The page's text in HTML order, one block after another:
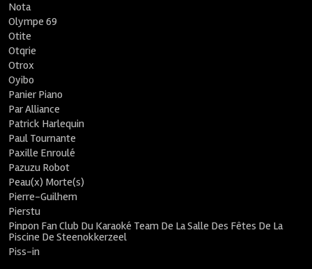
Nota
Olympe 69
Otite
Otqrie
Otrox
Oyibo
Panier Piano
Par Alliance
Patrick Harlequin
Paul Tournante
Paxille Enroulé
Pazuzu Robot
Peau(x) Morte(s)
Pierre-Guilhem
Pierstu
Pinpon Fan Club Du Karaoké Team De La Salle Des Fêtes De La
Piscine De Steenokkerzeel
Piss-in